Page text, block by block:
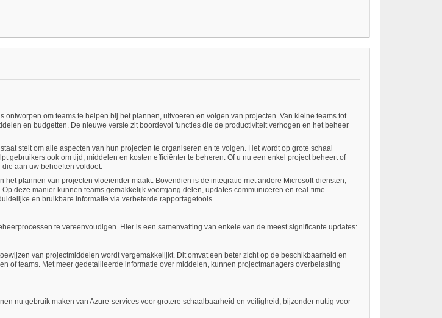
om teams te helpen bij het plannen, uitvoeren en volgen van projecten. Van kleine teams tot
en budgetten. De nieuwe versie zit boordevol functies die de productiviteit verhogen en het beheer
stelt om alle aspecten van hun projecten te organiseren en te volgen. Het wordt op grote schaal
gebruikers ook om tijd, middelen en kosten efficiënter te beheren. Of u nu een enkel project beheert of
aan uw behoeften voldoet.
plannen van projecten vloeiender maakt. Bovendien is de integratie met andere Microsoft-diensten,
deze manier kunnen teams gemakkelijk voortgang delen, updates communiceren en real-time
en bruikbare informatie via verbeterde rapportagetools.
te vereenvoudigen. Hier is een samenvatting van enkele van de meest significante updates:
van projectmiddelen wordt vergemakkelijkt. Dit omvat een beter zicht op de beschikbaarheid en
of teams. Met meer gedetailleerde informatie over middelen, kunnen projectmanagers overbelasting
nu gebruik maken van Azure-services voor grotere schaalbaarheid en veiligheid, bijzonder nuttig voor